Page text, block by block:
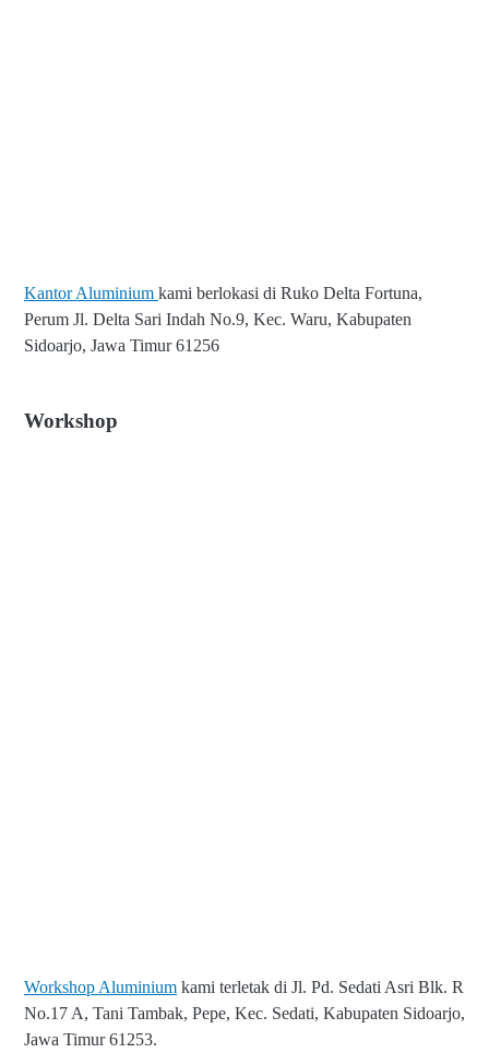
Kantor Aluminium kami berlokasi di Ruko Delta Fortuna,
Perum Jl. Delta Sari Indah No.9, Kec. Waru, Kabupaten
Sidoarjo, Jawa Timur 61256
Workshop
Workshop Aluminium kami terletak di Jl. Pd. Sedati Asri Blk. R
No.17 A, Tani Tambak, Pepe, Kec. Sedati, Kabupaten Sidoarjo,
Jawa Timur 61253.